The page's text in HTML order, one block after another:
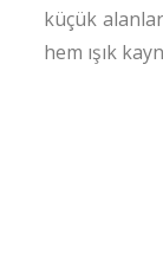
küçük
hem ışık